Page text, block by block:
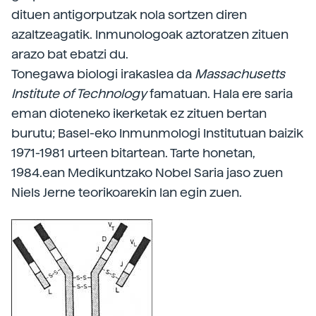
dituen antigorputzak nola sortzen diren
azaltzeagatik. Inmunologoak aztoratzen zituen
arazo bat ebatzi du.
Tonegawa biologi irakaslea da Massachusetts
Institute of Technologyfamatuan. Hala ere saria
eman dioteneko ikerketak ez zituen bertan
burutu; Basel-eko Inmunmologi Institutuan baizik
1971-1981 urteen bitartean. Tarte honetan,
1984.ean Medikuntzako Nobel Saria jaso zuen
Niels Jerne teorikoarekin lan egin zuen.